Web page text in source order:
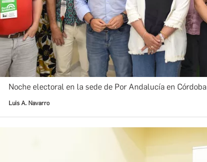
Noche electoral en la sede de Por Andalucía en Córdoba
Luis A. Navarro